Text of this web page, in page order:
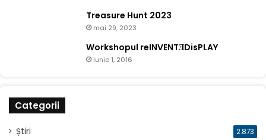
Treasure Hunt 2023
mai 29, 2023
Workshopul reINVENTƎDisPLAY
iunie 1, 2016
Categorii
Știri 2.873